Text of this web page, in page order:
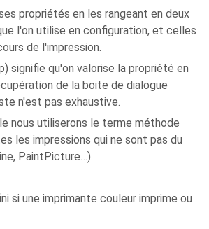
propriétés en les rangeant en deux
l'on utilise en configuration, et celles
de l'impression.
signifie qu'on valorise la propriété en
de la boite de dialogue
n'est pas exhaustive.
nous utiliserons le terme méthode
les impressions qui ne sont pas du
PaintPicture…).
si une imprimante couleur imprime ou